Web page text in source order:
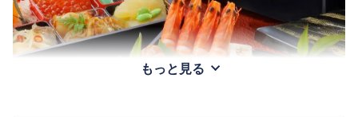
もっと見る